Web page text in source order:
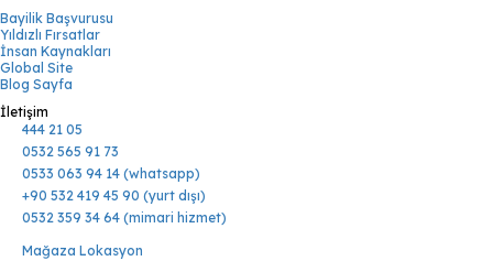
Bayilik Başvurusu
Yıldızlı Fırsatlar
İnsan Kaynakları
Global Site
Blog Sayfa
İletişim
444 21 05
0532 565 91 73
0533 063 94 14 (whatsapp)
+90 532 419 45 90 (yurt dışı)
0532 359 34 64 (mimari hizmet)
Mağaza Lokasyon